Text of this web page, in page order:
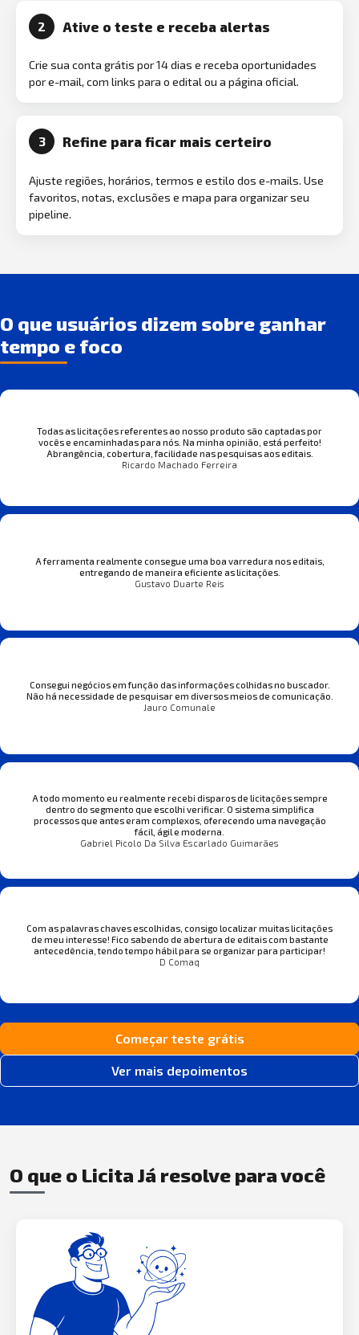
2 Ative o teste e receba alertas
Crie sua conta grátis por 14 dias e receba oportunidades
por e-mail, com links para o edital ou a página oficial.
3 Refine para ficar mais certeiro
Ajuste regiões, horários, termos e estilo dos e-mails. Use
favoritos, notas, exclusões e mapa para organizar seu
pipeline.
O que usuários dizem sobre ganhar
tempo e foco
Todas as licitações referentes ao nosso produto são captadas por
vocês e encaminhadas para nós. Na minha opinião, está perfeito!
Abrangência, cobertura, facilidade nas pesquisas aos editais.
Ricardo Machado Ferreira
A ferramenta realmente consegue uma boa varredura nos editais,
entregando de maneira eficiente as licitações.
Gustavo Duarte Reis
Consegui negócios em função das informações colhidas no buscador.
Não há necessidade de pesquisar em diversos meios de comunicação.
Jauro Comunale
A todo momento eu realmente recebi disparos de licitações sempre
dentro do segmento que escolhi verificar. O sistema simplifica
processos que antes eram complexos, oferecendo uma navegação
fácil, ágil e moderna.
Gabriel Picolo Da Silva Escarlado Guimarães
Com as palavras chaves escolhidas, consigo localizar muitas licitações
de meu interesse! Fico sabendo de abertura de editais com bastante
antecedência, tendo tempo hábil para se organizar para participar!
D Comaq
Começar teste grátis
Ver mais depoimentos
O que o Licita Já resolve para você